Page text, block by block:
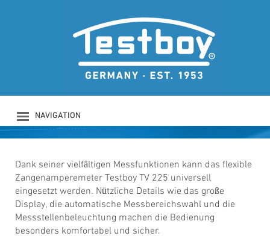
NAVIGATION
PRODUKTE
SICHERHEIT
DOWNLOADS
NEWS
KONTAKT
LOGIN
TESTBOY TV 225
Flexibles Zangenamperemeter
Dank seiner vielfältigen Messfunktionen kann das flexible
Zangenamperemeter Testboy TV 225 universell
eingesetzt werden. Nützliche Details wie das große
Display, die automatische Messbereichswahl und die
Messstellenbeleuchtung machen die Bedienung
besonders komfortabel und sicher.